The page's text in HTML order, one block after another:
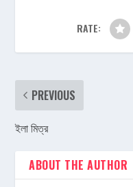
RATE:
PREVIOUS
ইলা মিত্র
ABOUT THE AUTHOR